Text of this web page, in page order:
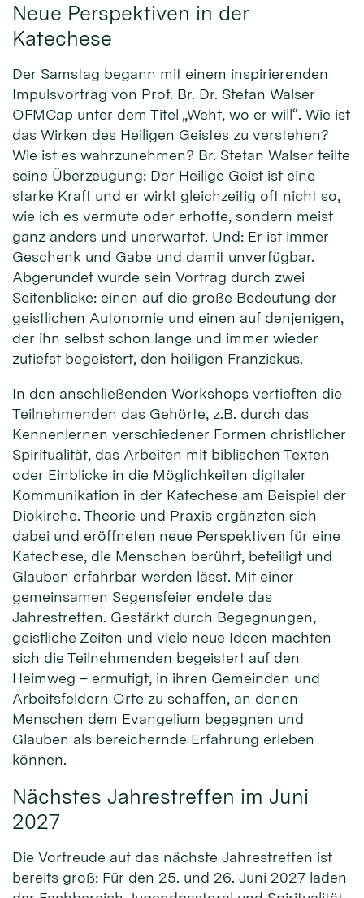
Neue Perspektiven in der
Katechese
Der Samstag begann mit einem inspirierenden
Impulsvortrag von Prof. Br. Dr. Stefan Walser
OFMCap unter dem Titel „Weht, wo er will“. Wie ist
das Wirken des Heiligen Geistes zu verstehen?
Wie ist es wahrzunehmen? Br. Stefan Walser teilte
seine Überzeugung: Der Heilige Geist ist eine
starke Kraft und er wirkt gleichzeitig oft nicht so,
wie ich es vermute oder erhoffe, sondern meist
ganz anders und unerwartet. Und: Er ist immer
Geschenk und Gabe und damit unverfügbar.
Abgerundet wurde sein Vortrag durch zwei
Seitenblicke: einen auf die große Bedeutung der
geistlichen Autonomie und einen auf denjenigen,
der ihn selbst schon lange und immer wieder
zutiefst begeistert, den heiligen Franziskus.
In den anschließenden Workshops vertieften die
Teilnehmenden das Gehörte, z.B. durch das
Kennenlernen verschiedener Formen christlicher
Spiritualität, das Arbeiten mit biblischen Texten
oder Einblicke in die Möglichkeiten digitaler
Kommunikation in der Katechese am Beispiel der
Diokirche. Theorie und Praxis ergänzten sich
dabei und eröffneten neue Perspektiven für eine
Katechese, die Menschen berührt, beteiligt und
Glauben erfahrbar werden lässt. Mit einer
gemeinsamen Segensfeier endete das
Jahrestreffen. Gestärkt durch Begegnungen,
geistliche Zeiten und viele neue Ideen machten
sich die Teilnehmenden begeistert auf den
Heimweg – ermutigt, in ihren Gemeinden und
Arbeitsfeldern Orte zu schaffen, an denen
Menschen dem Evangelium begegnen und
Glauben als bereichernde Erfahrung erleben
können.
Nächstes Jahrestreffen im Juni
2027
Die Vorfreude auf das nächste Jahrestreffen ist
bereits groß: Für den 25. und 26. Juni 2027 laden